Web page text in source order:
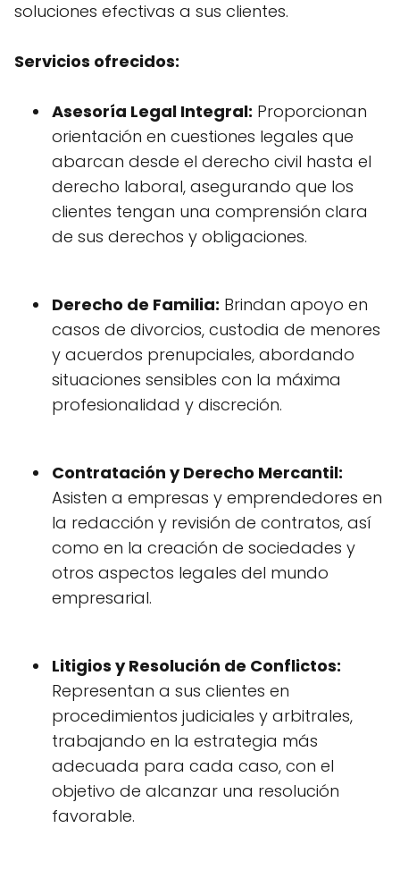
soluciones efectivas a sus clientes.
Servicios ofrecidos:
Asesoría Legal Integral: Proporcionan
orientación en cuestiones legales que
abarcan desde el derecho civil hasta el
derecho laboral, asegurando que los
clientes tengan una comprensión clara
de sus derechos y obligaciones.
Derecho de Familia: Brindan apoyo en
casos de divorcios, custodia de menores
y acuerdos prenupciales, abordando
situaciones sensibles con la máxima
profesionalidad y discreción.
Contratación y Derecho Mercantil:
Asisten a empresas y emprendedores en
la redacción y revisión de contratos, así
como en la creación de sociedades y
otros aspectos legales del mundo
empresarial.
Litigios y Resolución de Conflictos:
Representan a sus clientes en
procedimientos judiciales y arbitrales,
trabajando en la estrategia más
adecuada para cada caso, con el
objetivo de alcanzar una resolución
favorable.